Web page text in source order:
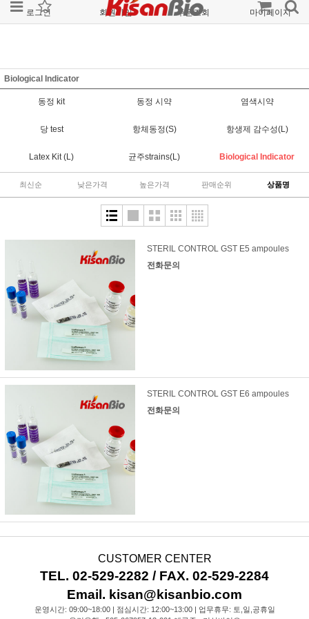
로그인 회원가입 주문조회 마이페이지
Biological Indicator
동정 kit 동정 시약 염색시약
당 test 항체동정(S) 항생제 감수성(L)
Latex Kit (L) 균주strains(L) Biological Indicator
최신순 낮은가격 높은가격 판매순위 상품명
STERIL CONTROL GST E5 ampoules
전화문의
STERIL CONTROL GST E6 ampoules
전화문의
CUSTOMER CENTER
TEL. 02-529-2282 / FAX. 02-529-2284
Email. kisan@kisanbio.com
운영시간: 09:00~18:00 | 점심시간: 12:00~13:00 | 업무휴무: 토,일,공휴일